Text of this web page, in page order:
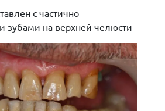
с частично
зубами на верхней челюсти